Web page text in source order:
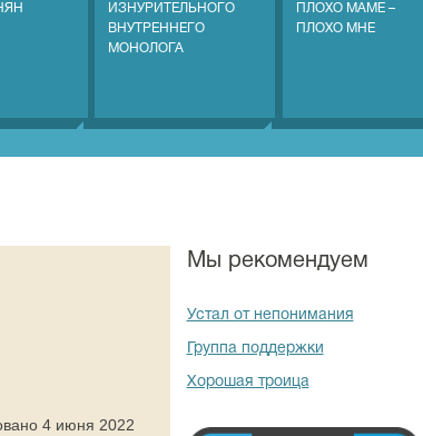
ИЗНУРИТЕЛЬНОГО
ВНУТРЕННЕГО
МОНОЛОГА
ПЛОХО МАМЕ –
ПЛОХО МНЕ
4 июня 2022
Мы рекомендуем
Устал от непонимания
Группа поддержки
Хорошая троица